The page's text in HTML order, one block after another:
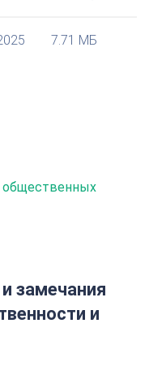
7.71 МБ
общественных
замечания
и